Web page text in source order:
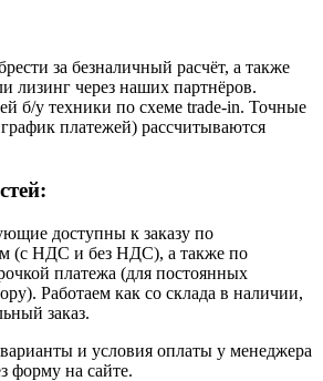
за безналичный расчёт, а также
лизинг через наших партнёров.
б/у техники по схеме trade-in. Точные
платежей) рассчитываются
доступны к заказу по
(с НДС и без НДС), а также по
платежа (для постоянных
Работаем как со склада в наличии,
заказ.
и условия оплаты у менеджера
форму на сайте.